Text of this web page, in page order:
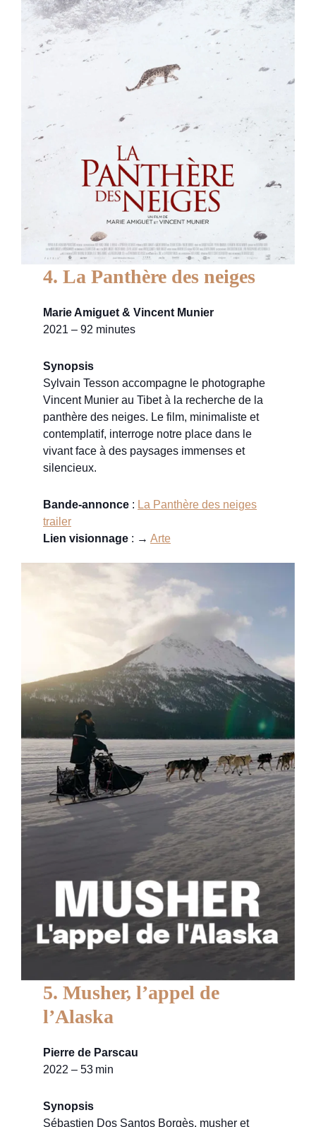
4. La Panthère des neiges
Marie Amiguet & Vincent Munier
2021 – 92 minutes
Synopsis
Sylvain Tesson accompagne le photographe
Vincent Munier au Tibet à la recherche de la
panthère des neiges. Le film, minimaliste et
contemplatif, interroge notre place dans le
vivant face à des paysages immenses et
silencieux.
Bande-annonce : La Panthère des neiges
trailer
Lien visionnage : →Arte
5. Musher, l’appel de
l’Alaska
Pierre de Parscau
2022 – 53 min
Synopsis
Sébastien Dos Santos Borgès, musher et